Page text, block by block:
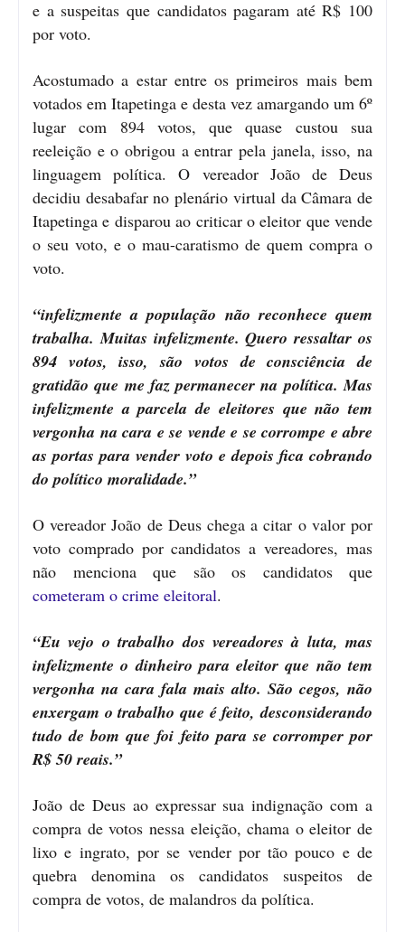
e a suspeitas que candidatos pagaram até R$ 100
por voto.
Acostumado a estar entre os primeiros mais bem
votados em Itapetinga e desta vez amargando um 6º
lugar com 894 votos, que quase custou sua
reeleição e o obrigou a entrar pela janela, isso, na
linguagem política. O vereador João de Deus
decidiu desabafar no plenário virtual da Câmara de
Itapetinga e disparou ao criticar o eleitor que vende
o seu voto, e o mau-caratismo de quem compra o
voto.
“infelizmente a população não reconhece quem
trabalha. Muitas infelizmente. Quero ressaltar os
894 votos, isso, são votos de consciência de
gratidão que me faz permanecer na política. Mas
infelizmente a parcela de eleitores que não tem
vergonha na cara e se vende e se corrompe e abre
as portas para vender voto e depois fica cobrando
do político moralidade.”
O vereador João de Deus chega a citar o valor por
voto comprado por candidatos a vereadores, mas
não menciona que são os candidatos que
cometeram o crime eleitoral.
“Eu vejo o trabalho dos vereadores à luta, mas
infelizmente o dinheiro para eleitor que não tem
vergonha na cara fala mais alto. São cegos, não
enxergam o trabalho que é feito, desconsiderando
tudo de bom que foi feito para se corromper por
R$ 50 reais.”
João de Deus ao expressar sua indignação com a
compra de votos nessa eleição, chama o eleitor de
lixo e ingrato, por se vender por tão pouco e de
quebra denomina os candidatos suspeitos de
compra de votos, de malandros da política.